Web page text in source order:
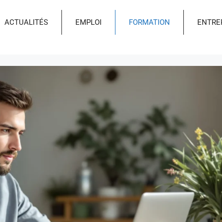
ACTUALITÉS EMPLOI FORMATION